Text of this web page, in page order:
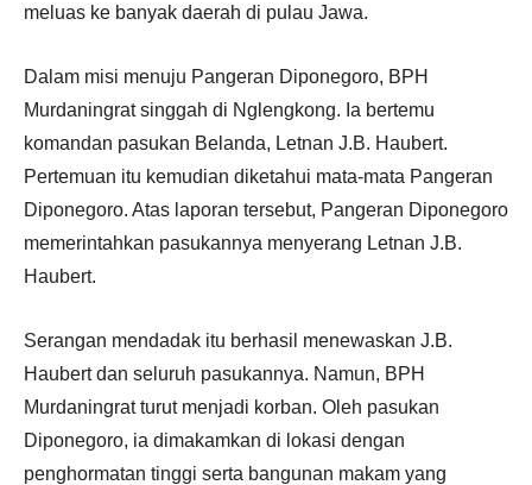
meluas ke banyak daerah di pulau Jawa.
Dalam misi menuju Pangeran Diponegoro, BPH
Murdaningrat singgah di Nglengkong. Ia bertemu
komandan pasukan Belanda, Letnan J.B. Haubert.
Pertemuan itu kemudian diketahui mata-mata Pangeran
Diponegoro. Atas laporan tersebut, Pangeran Diponegoro
memerintahkan pasukannya menyerang Letnan J.B.
Haubert.
Serangan mendadak itu berhasil menewaskan J.B.
Haubert dan seluruh pasukannya. Namun, BPH
Murdaningrat turut menjadi korban. Oleh pasukan
Diponegoro, ia dimakamkan di lokasi dengan
penghormatan tinggi serta bangunan makam yang